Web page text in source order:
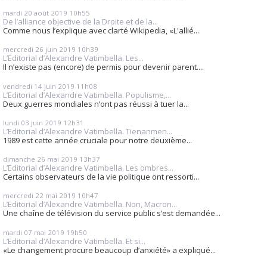
mardi 20 août 2019 10h55
De l’alliance objective de la Droite et de la...
Comme nous l’explique avec clarté Wikipedia, «L'allié...
mercredi 26 juin 2019 10h39
L’Editorial d’Alexandre Vatimbella. Les...
Il n’existe pas (encore) de permis pour devenir parent....
vendredi 14 juin 2019 11h08
L’Editorial d’Alexandre Vatimbella. Populisme,...
Deux guerres mondiales n’ont pas réussi à tuer la...
lundi 03 juin 2019 12h31
L’Editorial d’Alexandre Vatimbella. Tienanmen...
1989 est cette année cruciale pour notre deuxième...
dimanche 26 mai 2019 13h37
L’Editorial d’Alexandre Vatimbella. Les ombres...
Certains observateurs de la vie politique ont ressorti...
mercredi 22 mai 2019 10h47
L’Editorial d’Alexandre Vatimbella. Non, Macron...
Une chaîne de télévision du service public s’est demandée...
mardi 07 mai 2019 19h50
L’Editorial d’Alexandre Vatimbella. Et si...
«Le changement procure beaucoup d’anxiété» a expliqué...